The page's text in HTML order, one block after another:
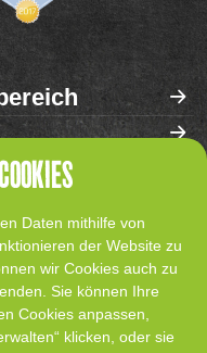
Daten mithilfe von
der Website zu
wir Cookies auch zu
Sie können Ihre
Cookies anpassen,
klicken, oder sie